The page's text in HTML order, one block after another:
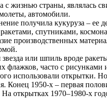
с жизнью страны,
автомобили.
получила кукуруза – ее
спутниками,
производственных
или шпиль вроде
флажков, часто с рисунками
использовали открытки.
Конец 1950-х – первая
открытках 1970–1980-х